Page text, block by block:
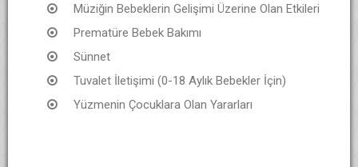
Müziğin Bebeklerin Gelişimi Üzerine Olan Etkileri
Prematüre Bebek Bakımı
Sünnet
Tuvalet İletişimi (0-18 Aylık Bebekler İçin)
Yüzmenin Çocuklara Olan Yararları